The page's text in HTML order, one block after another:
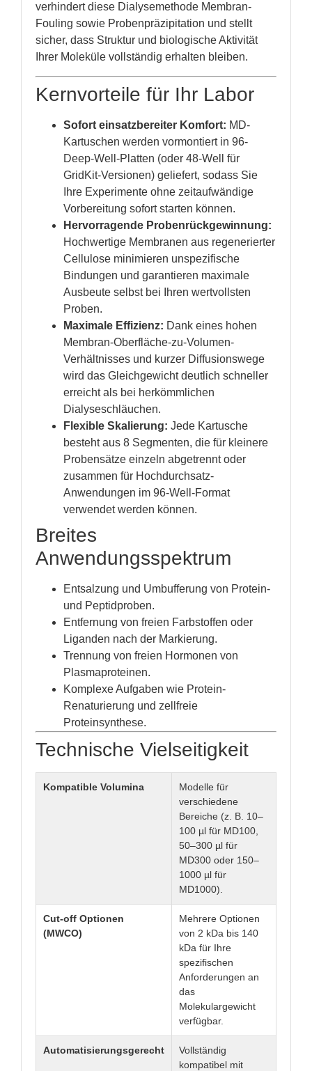
verhindert diese Dialysemethode Membran-
Fouling sowie Probenpräzipitation und stellt
sicher, dass Struktur und biologische Aktivität
Ihrer Moleküle vollständig erhalten bleiben.
Kernvorteile für Ihr Labor
Sofort einsatzbereiter Komfort: MD-
Kartuschen werden vormontiert in 96-
Deep-Well-Platten (oder 48-Well für
GridKit-Versionen) geliefert, sodass Sie
Ihre Experimente ohne zeitaufwändige
Vorbereitung sofort starten können.
Hervorragende Probenrückgewinnung:
Hochwertige Membranen aus regenerierter
Cellulose minimieren unspezifische
Bindungen und garantieren maximale
Ausbeute selbst bei Ihren wertvollsten
Proben.
Maximale Effizienz: Dank eines hohen
Membran-Oberfläche-zu-Volumen-
Verhältnisses und kurzer Diffusionswege
wird das Gleichgewicht deutlich schneller
erreicht als bei herkömmlichen
Dialyseschläuchen.
Flexible Skalierung: Jede Kartusche
besteht aus 8 Segmenten, die für kleinere
Probensätze einzeln abgetrennt oder
zusammen für Hochdurchsatz-
Anwendungen im 96-Well-Format
verwendet werden können.
Breites
Anwendungsspektrum
Entsalzung und Umbufferung von Protein-
und Peptidproben.
Entfernung von freien Farbstoffen oder
Liganden nach der Markierung.
Trennung von freien Hormonen von
Plasmaproteinen.
Komplexe Aufgaben wie Protein-
Renaturierung und zellfreie
Proteinsynthese.
Technische Vielseitigkeit
Kompatible Volumina
Modelle für
verschiedene
Bereiche (z. B. 10–
100 µl für MD100,
50–300 µl für
MD300 oder 150–
1000 µl für
MD1000).
Cut-off Optionen
(MWCO)
Mehrere Optionen
von 2 kDa bis 140
kDa für Ihre
spezifischen
Anforderungen an
das
Molekulargewicht
verfügbar.
Automatisierungsgerecht
Vollständig
kompatibel mit